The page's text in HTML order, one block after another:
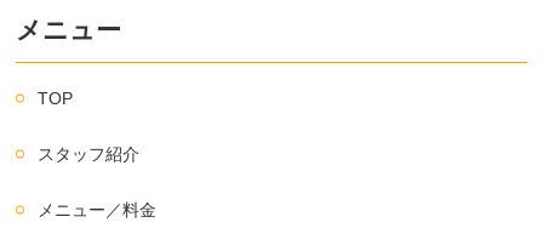
メニュー
TOP
スタッフ紹介
メニュー／料金